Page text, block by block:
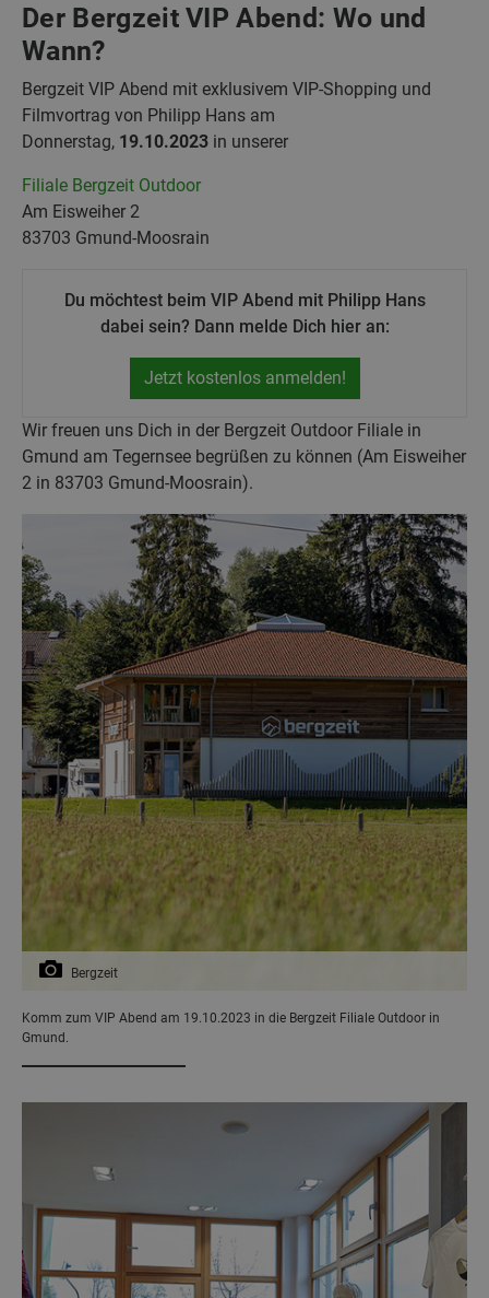
Der Bergzeit VIP Abend: Wo und
Wann?
Bergzeit VIP Abend mit exklusivem VIP-Shopping und
Filmvortrag von Philipp Hans am
Donnerstag, 19.10.2023 in unserer
Filiale Bergzeit Outdoor
Am Eisweiher 2
83703 Gmund-Moosrain
Du möchtest beim VIP Abend mit Philipp Hans
dabei sein? Dann melde Dich hier an:
Jetzt kostenlos anmelden!
Wir freuen uns Dich in der Bergzeit Outdoor Filiale in
Gmund am Tegernsee begrüßen zu können (Am Eisweiher
2 in 83703 Gmund-Moosrain).
Bergzeit
Komm zum VIP Abend am 19.10.2023 in die Bergzeit Filiale Outdoor in
Gmund.